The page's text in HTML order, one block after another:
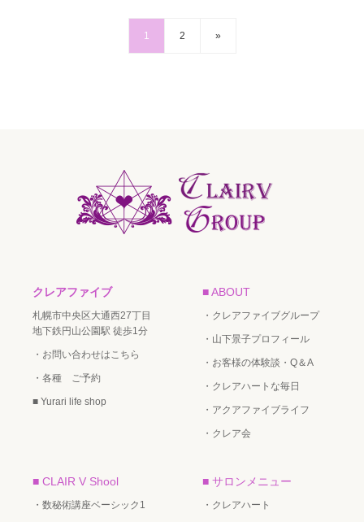
1 2 »
クレアファイブ
札幌市中央区大通西27丁目
地下鉄円山公園駅 徒歩1分
・お問い合わせはこちら
・各種 ご予約
■ Yurari life shop
■ ABOUT
・クレアファイブグループ
・山下景子プロフィール
・お客様の体験談・Q＆A
・クレアハートな毎日
・アクアファイブライフ
・クレア会
■ CLAIR V Shool
・数秘術講座ベーシック1
■ サロンメニュー
・クレアハート